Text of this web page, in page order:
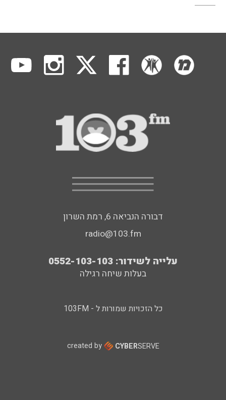
דבורה הנביאה 6, רמת השרון
radio@103.fm
עלייה לשידור: 0552-103-103
בעלות שיחה רגילה
כל הזכויות שמורות ל - 103FM
created by CYBERSERVE